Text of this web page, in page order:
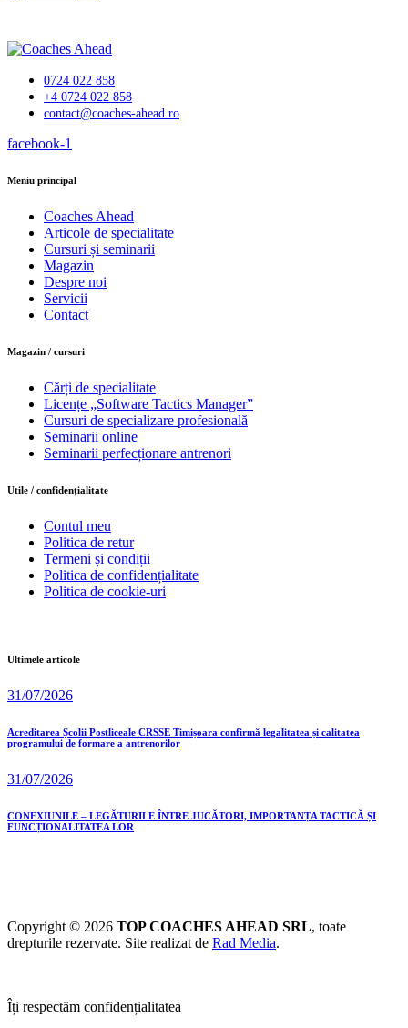
0724 022 858
+4 0724 022 858
contact@coaches-ahead.ro
facebook-1
Meniu principal
Coaches Ahead
Articole de specialitate
Cursuri și seminarii
Magazin
Despre noi
Servicii
Contact
Magazin / cursuri
Cărți de specialitate
Licențe „Software Tactics Manager”
Cursuri de specializare profesională
Seminarii online
Seminarii perfecționare antrenori
Utile / confidențialitate
Contul meu
Politica de retur
Termeni și condiții
Politica de confidențialitate
Politica de cookie-uri
Ultimele articole
31/07/2026
Acreditarea Școlii Postliceale CRSSE Timișoara confirmă legalitatea și calitatea
programului de formare a antrenorilor
31/07/2026
CONEXIUNILE – LEGĂTURILE ÎNTRE JUCĂTORI, IMPORTANȚA TACTICĂ ȘI
FUNCȚIONALITATEA LOR
Copyright © 2026 TOP COACHES AHEAD SRL, toate
drepturile rezervate. Site realizat de Rad Media.
Îți respectăm confidențialitatea